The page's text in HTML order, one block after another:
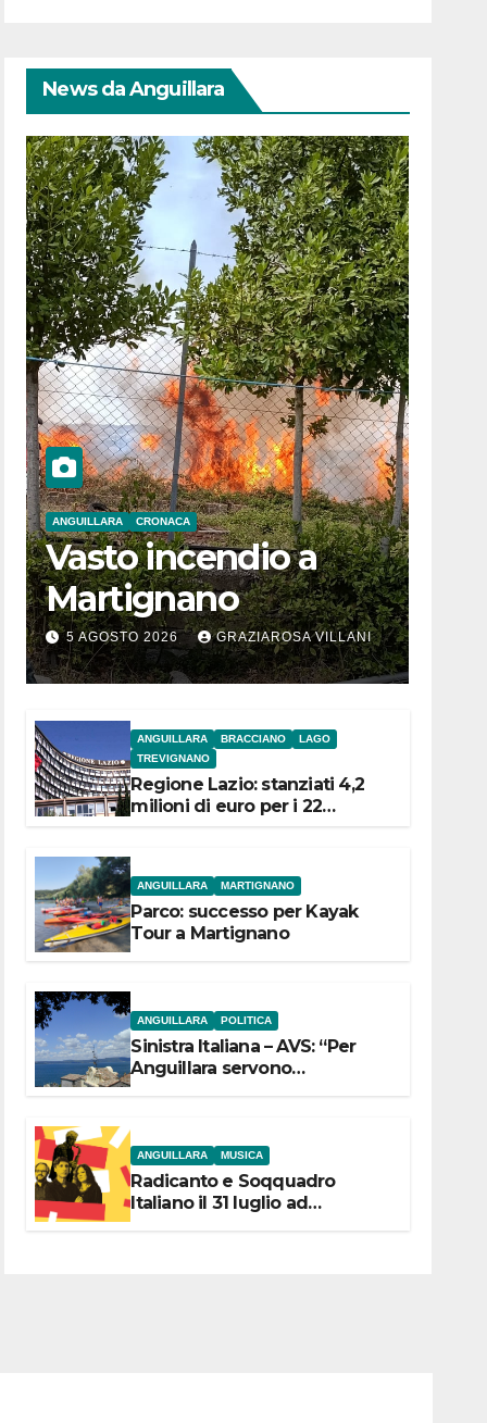
News da Anguillara
ANGUILLARA CRONACA
Vasto incendio a
Martignano
5 AGOSTO 2026 GRAZIAROSA VILLANI
ANGUILLARA BRACCIANO
LAGO
TREVIGNANO
Regione Lazio: stanziati 4,2
milioni di euro per i 22
ANGUILLARA MARTIGNANO
Parco: successo per Kayak
Tour a Martignano
ANGUILLARA POLITICA
Sinistra Italiana – AVS: “Per
Anguillara servono
ANGUILLARA MUSICA
Radicanto e Soqquadro
Italiano il 31 luglio ad